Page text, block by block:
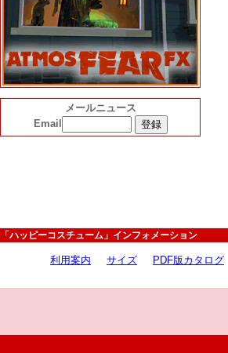
メールニュース
Email
「ハッピーコスチューム」インフォメーション
利用案内 サイズ PDF版カタログ